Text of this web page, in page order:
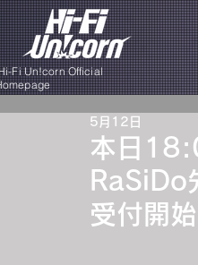
Fi Un!corn Official
本日
RaSiDo
受付開始
5月12日